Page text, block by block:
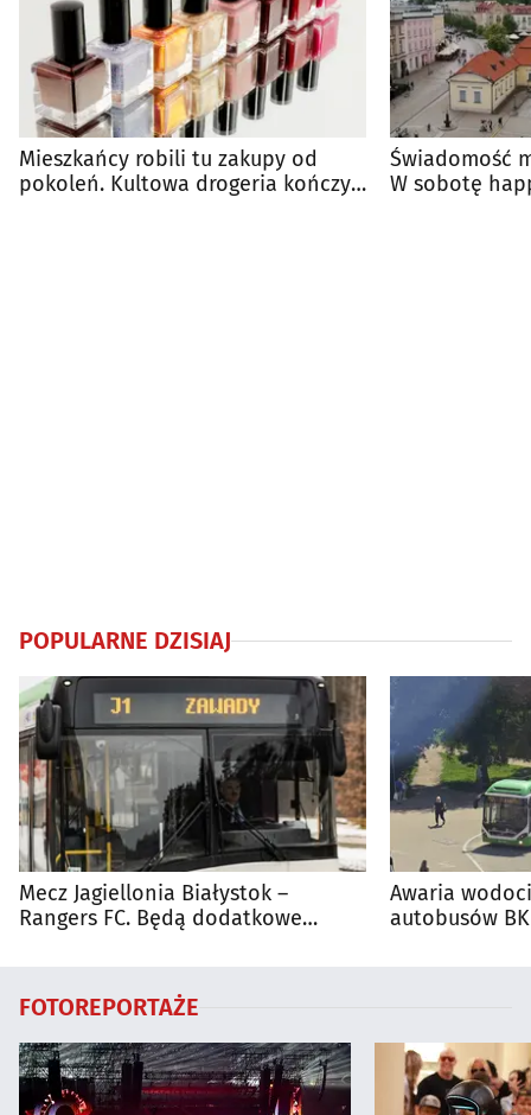
Mieszkańcy robili tu zakupy od
pokoleń. Kultowa drogeria kończy
Świadomość
W sobotę
POPULARNE DZISIAJ
Mecz Jagiellonia Białystok –
Rangers FC. Będą dodatkowe
Awaria
autobusów
FOTOREPORTAŻE